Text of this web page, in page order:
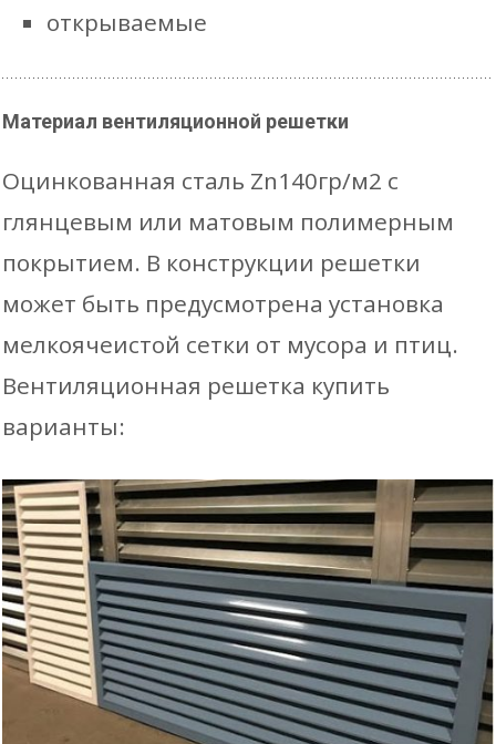
открываемые
Материал вентиляционной решетки
Оцинкованная сталь Zn140гр/м2 с
глянцевым или матовым полимерным
покрытием. В конструкции решетки
может быть предусмотрена установка
мелкоячеистой сетки от мусора и птиц.
Вентиляционная решетка купить
варианты: